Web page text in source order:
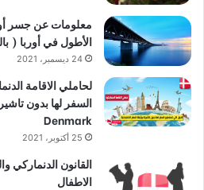
معلومات عن جسر
الأطول في أوربا (
24 ديسمبر، 2021
لحاملي الاقامة
السفر لها بدون
Denmark
25 أكتوبر، 2021
القانون الدنماركي
الاطفال